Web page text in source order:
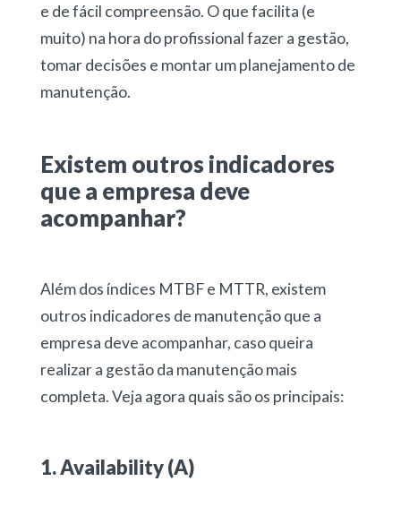
e de fácil compreensão. O que facilita (e
muito) na hora do profissional fazer a gestão,
tomar decisões e montar um planejamento de
manutenção.
Existem outros indicadores
que a empresa deve
acompanhar?
Além dos índices MTBF e MTTR, existem
outros indicadores de manutenção que a
empresa deve acompanhar, caso queira
realizar a gestão da manutenção mais
completa. Veja agora quais são os principais:
1. Availability (A)